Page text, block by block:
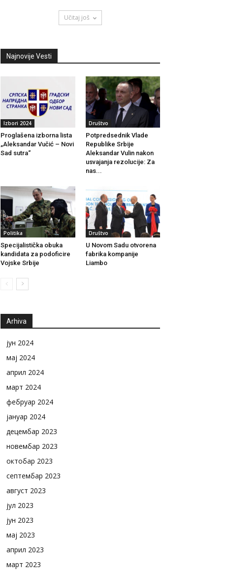
Učitaj još
Najnovije Vesti
Izbori 2024
Proglašena izborna lista
„Aleksandar Vučić – Novi
Sad sutra“
Društvo
Potpredsednik Vlade
Republike Srbije
Aleksandar Vulin nakon
usvajanja rezolucije: Za
nas...
Politika
Specijalistička obuka
kandidata za podoficire
Vojske Srbije
Društvo
U Novom Sadu otvorena
fabrika kompanije
Liambo
Arhiva
јун 2024
мај 2024
април 2024
март 2024
фебруар 2024
јануар 2024
децембар 2023
новембар 2023
октобар 2023
септембар 2023
август 2023
јул 2023
јун 2023
мај 2023
април 2023
март 2023